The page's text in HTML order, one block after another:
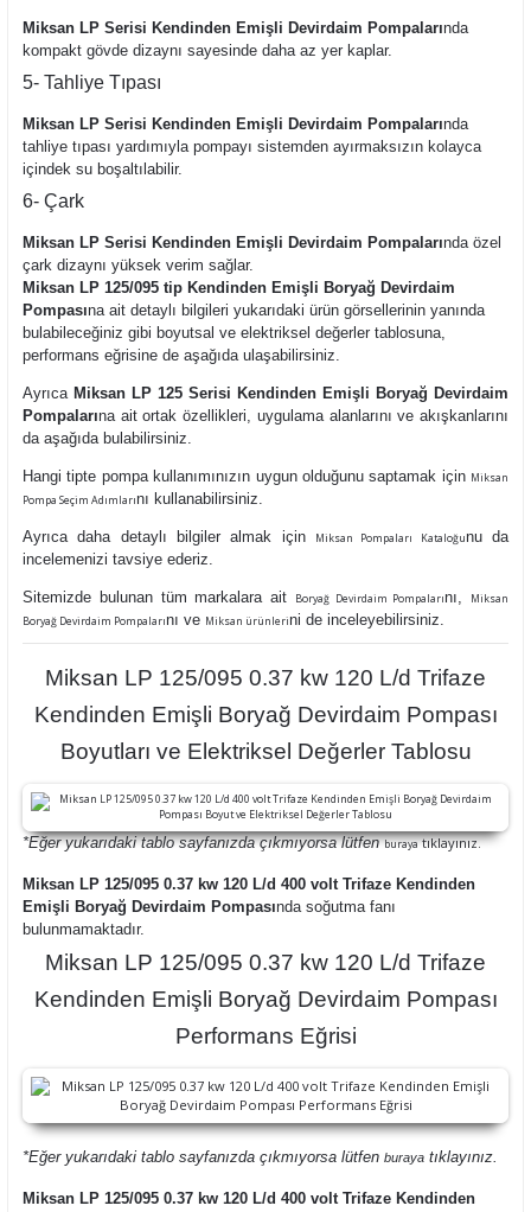
Miksan LP Serisi Kendinden Emişli Devirdaim Pompalarında
kompakt gövde dizaynı sayesinde daha az yer kaplar.
5- Tahliye Tıpası
Miksan LP Serisi Kendinden Emişli Devirdaim Pompalarında
tahliye tıpası yardımıyla pompayı sistemden ayırmaksızın kolayca
içindek su boşaltılabilir.
6- Çark
Miksan LP Serisi Kendinden Emişli Devirdaim Pompalarında özel
çark dizaynı yüksek verim sağlar.
Miksan LP 125/095 tip Kendinden Emişli Boryağ Devirdaim
Pompasına ait detaylı bilgileri yukarıdaki ürün görsellerinin yanında
bulabileceğiniz gibi boyutsal ve elektriksel değerler tablosuna,
performans eğrisine de aşağıda ulaşabilirsiniz.
Ayrıca Miksan LP 125 Serisi Kendinden Emişli Boryağ Devirdaim
Pompalarına ait ortak özellikleri, uygulama alanlarını ve akışkanlarını
da aşağıda bulabilirsiniz.
Hangi tipte pompa kullanımınızın uygun olduğunu saptamak için Miksan
Pompa Seçim Adımlarını kullanabilirsiniz.
Ayrıca daha detaylı bilgiler almak için Miksan Pompaları Kataloğunu da
incelemenizi tavsiye ederiz.
Sitemizde bulunan tüm markalara ait Boryağ Devirdaim Pompalarını,
Miksan
Boryağ Devirdaim Pompalarını ve Miksan ürünlerini de inceleyebilirsiniz.
Miksan LP 125/095 0.37 kw 120 L/d Trifaze
Kendinden Emişli Boryağ Devirdaim Pompası
Boyutları ve Elektriksel Değerler Tablosu
*Eğer yukarıdaki tablo sayfanızda çıkmıyorsa lütfenburayatıklayınız.
Miksan LP 125/095 0.37 kw 120 L/d 400 volt Trifaze Kendinden
Emişli Boryağ Devirdaim Pompasında soğutma fanı
bulunmamaktadır.
Miksan LP 125/095 0.37 kw 120 L/d Trifaze
Kendinden Emişli Boryağ Devirdaim Pompası
Performans Eğrisi
*Eğer yukarıdaki tablo sayfanızda çıkmıyorsa lütfen buraya tıklayınız.
Miksan LP 125/095 0.37 kw 120 L/d 400 volt Trifaze Kendinden